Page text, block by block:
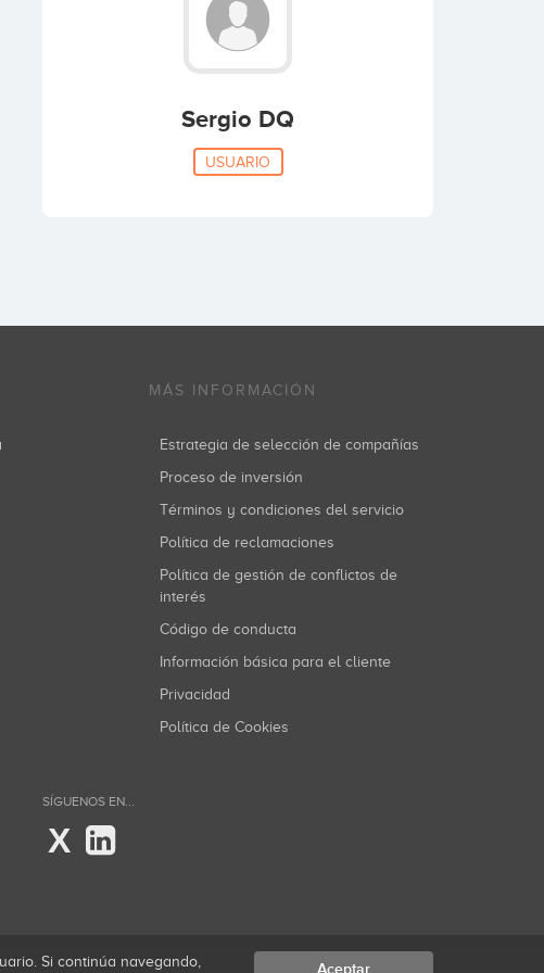
Sergio DQ
USUARIO
MÁS INFORMACIÓN
Estrategia de selección de compañías
Proceso de inversión
Términos y condiciones del servicio
Política de reclamaciones
Política de gestión de conflictos de
interés
Código de conducta
Información básica para el cliente
Privacidad
Política de Cookies
SÍGUENOS EN...
X
Si continúa navegando, Aceptar